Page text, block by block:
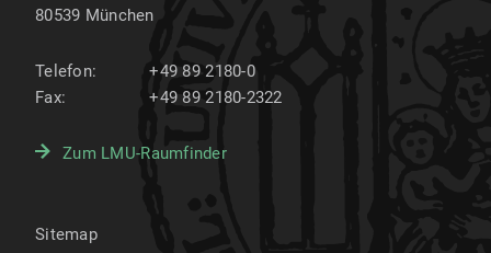
80539 München
Telefon:
+49 89 2180-0
Fax:
+49 89 2180-2322
Zum LMU-Raumfinder
Sitemap